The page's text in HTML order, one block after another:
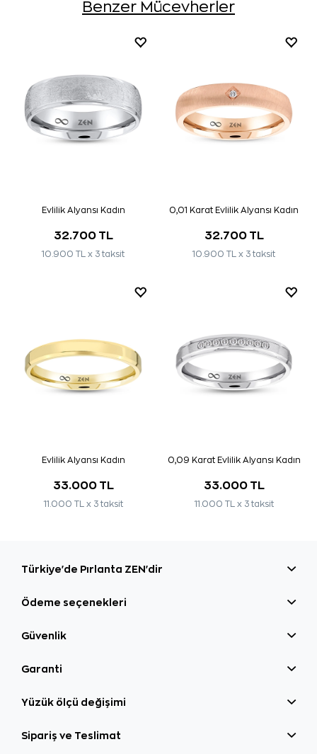
Benzer Mücevherler
Evlilik Alyansı Kadın
32.700 TL
10.900 TL x 3 taksit
0,01 Karat Evlilik Alyansı Kadın
32.700 TL
10.900 TL x 3 taksit
Evlilik Alyansı Kadın
33.000 TL
11.000 TL x 3 taksit
0,09 Karat Evlilik Alyansı Kadın
33.000 TL
11.000 TL x 3 taksit
Türkiye'de Pırlanta ZEN'dir
Ödeme seçenekleri
Güvenlik
Garanti
Yüzük ölçü değişimi
Sipariş ve Teslimat